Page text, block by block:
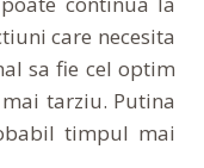
care necesita
sa fie cel optim
tarziu. Putina
timpul mai